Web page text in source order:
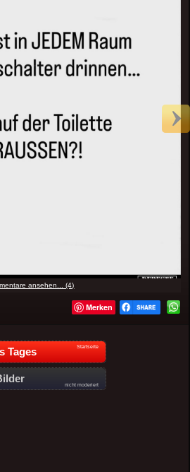
ansehen... (4)
Merken
Tages Startseite
nicht moderiert